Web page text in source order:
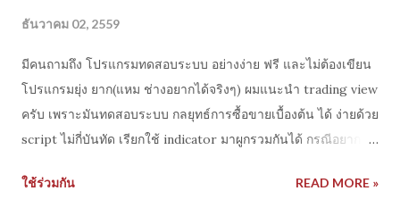
ธันวาคม 02, 2559
มีคนถามถึง โปรแกรมทดสอบระบบ อย่างง่าย ฟรี และไม่ต้องเขียน
โปรแกรมยุ่ง ยาก(แหม ช่างอยากได้จริงๆ) ผมแนะนำ trading view
ครับ เพราะมันทดสอบระบบ กลยุทธ์การซื้อขายเบื้องต้น ได้ ง่ายด้วย
script ไม่กี่บันทัด เรียกใช้ indicator มาผูกรวมกันได้ กรณีอยากรู้
ข้อดีคือ product เยอะ ตามสไตล์ trading view เพราะข้อนี้ผมถึง
ใช้ร่วมกัน READ MORE »